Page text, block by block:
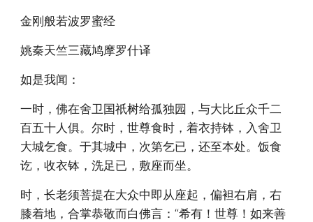
金刚般若波罗蜜经
姚秦天竺三藏鸠摩罗什译
如是我闻：
一时，佛在舍卫国祇树给孤独园，与大比丘众千二
百五十人俱。尔时，世尊食时，着衣持钵，入舍卫
大城乞食。于其城中，次第乞已，还至本处。饭食
讫，收衣钵，洗足已，敷座而坐。
时，长老须菩提在大众中即从座起，偏袒右肩，右
膝着地，合掌恭敬而白佛言：“希有！世尊！如来善